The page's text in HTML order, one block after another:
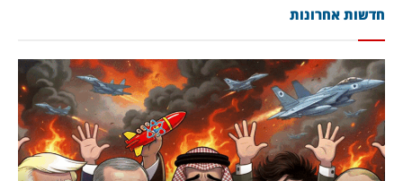
חדשות אחרונות